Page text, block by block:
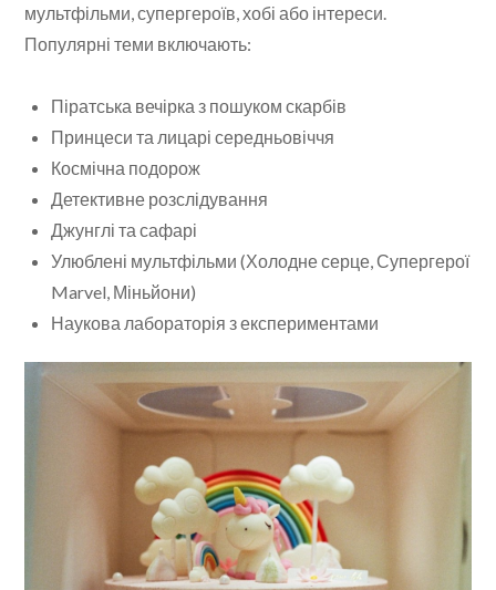
мультфільми, супергероїв, хобі або інтереси.
Популярні теми включають:
Піратська вечірка з пошуком скарбів
Принцеси та лицарі середньовіччя
Космічна подорож
Детективне розслідування
Джунглі та сафарі
Улюблені мультфільми (Холодне серце, Супергерої
Marvel, Міньйони)
Наукова лабораторія з експериментами